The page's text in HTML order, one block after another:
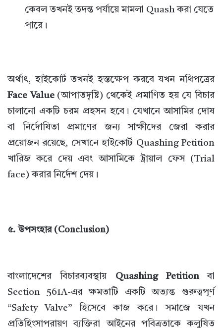
কেবল তখনই তদন্ত পর্যায়ে মামলা Quash করা যেতে
পারে।
অর্থাৎ, হাইকোর্ট তখনই হস্তক্ষেপ করবে যখন নথিপত্রের
Face Value(আপাতদৃষ্টি) থেকেই প্রমাণিত হয় যে বিচার
চালানো একটি চরম প্রহসন হবে। যেখানে আসামির দোষ
বা নির্দোষিতা প্রমাণের জন্য সাক্ষীদের জেরা করার
প্রয়োজন রয়েছে, সেখানে হাইকোর্ট Quashing Petition
খারিজ করে দেয় এবং আসামিকে ট্রায়াল ফেস (Trial
face) করার নির্দেশ দেয়।
৫. উপসংহার (Conclusion)
বাংলাদেশের বিচারব্যবস্থায় Quashing Petitionবা
Section 561A-এর ক্ষমতাটি একটি অত্যন্ত গুরুত্বপূর্ণ
“Safety Valve” হিসেবে কাজ করে। সমাজে যখন
প্রতিহিংসাপরায়ণ ব্যক্তিরা আইনের পবিত্রতাকে কলুষিত